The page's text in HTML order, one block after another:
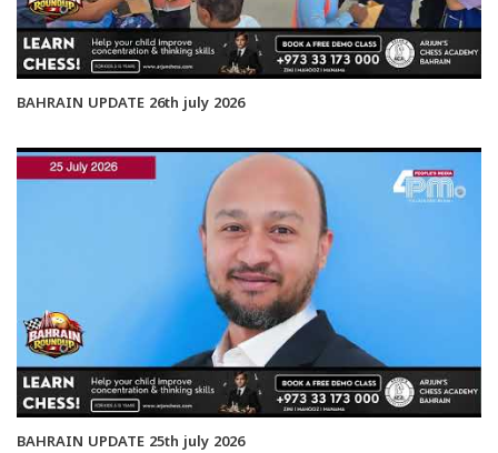
BAHRAIN UPDATE 26th july 2026
BAHRAIN UPDATE 25th july 2026